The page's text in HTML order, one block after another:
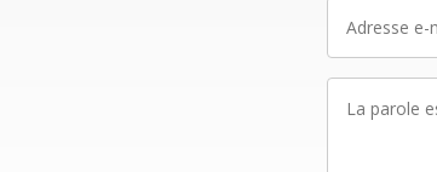
parole